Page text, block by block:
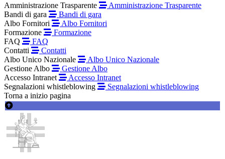
Amministrazione Trasparente
Amministrazione Trasparente
Bandi di gara
Bandi di gara
Albo Fornitori
Albo Fornitori
Formazione
Formazione
FAQ
FAQ
Contatti
Contatti
Albo Unico Nazionale
Albo Unico Nazionale
Gestione Albo
Gestione Albo
Accesso Intranet
Accesso Intranet
Segnalazioni whistleblowing
Segnalazioni whistleblowing
Torna a inizio pagina